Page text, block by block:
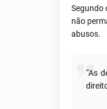
Segundo
não
abusos.
“As